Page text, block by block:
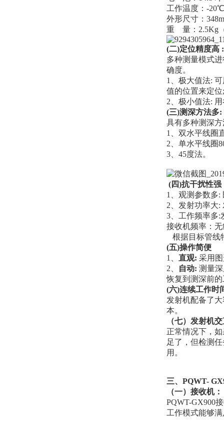
工作温度：-
外形尺寸：
重 量：2.5Kg
(二)定位精度高 :
多种测量模式
确度。
1、极大值法:
值的位置来定位;
2、极小值法:
(三)测深方法多:
具有多种测深
1、双水平线圈
2、单水平线圈
3、45度法。
(四)抗干扰性强
1、观测参数多
2、发射功率大:
3、工作频率多:
接收机频率：
根据目标管线
(五)操作简便
1、 直观: 采用
2、
自动: 测量
恢复到测深前
(六)连续工作时
发射机配备了
本。
（七）发射机
正常情况下，
足了，但检测
用。
三、PQWT-
（一）接收机：
PQWT-GX900
工作模式能够